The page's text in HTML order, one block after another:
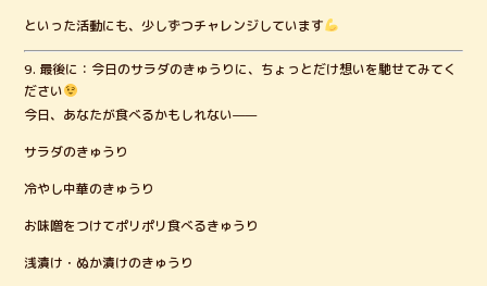
といった活動にも、少しずつチャレンジしています
9. 最後に：今日のサラダのきゅうりに、ちょっとだけ想いを馳せてみてく
ださい
今日、あなたが食べるかもしれない——
サラダのきゅうり
冷やし中華のきゅうり
お味噌をつけてポリポリ食べるきゅうり
浅漬け・ぬか漬けのきゅうり